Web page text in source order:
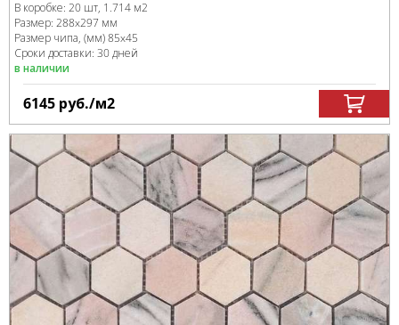
В коробке: 20 шт, 1.714 м2
Размер: 288x297 мм
Размер чипа, (мм)85x45
Сроки доставки: 30 дней
в наличии
6145 руб./м2